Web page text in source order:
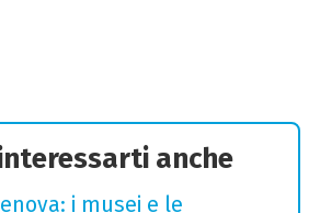
anche
i musei e le